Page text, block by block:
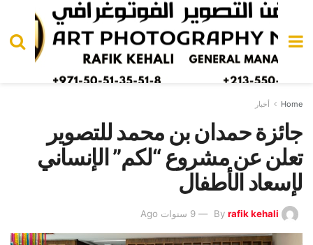
Home أخبار
جائزة حمدان بن محمد للتصوير
تعلن عن مشروع “لكم” الإنساني
لإسعاد الأطفال
By rafik kehali 9 سنوات Ago